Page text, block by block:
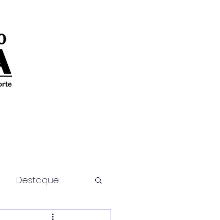
Destaque